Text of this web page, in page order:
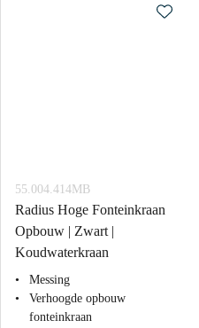
55.004.414MB
Radius Hoge Fonteinkraan
Opbouw | Zwart |
Koudwaterkraan
Messing
Verhoogde opbouw
fonteinkraan